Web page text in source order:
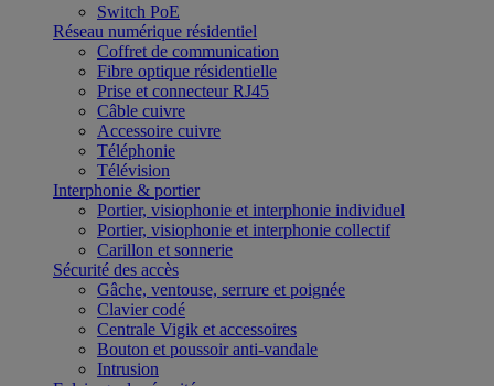
Switch PoE
Réseau numérique résidentiel
Coffret de communication
Fibre optique résidentielle
Prise et connecteur RJ45
Câble cuivre
Accessoire cuivre
Téléphonie
Télévision
Interphonie & portier
Portier, visiophonie et interphonie individuel
Portier, visiophonie et interphonie collectif
Carillon et sonnerie
Sécurité des accès
Gâche, ventouse, serrure et poignée
Clavier codé
Centrale Vigik et accessoires
Bouton et poussoir anti-vandale
Intrusion